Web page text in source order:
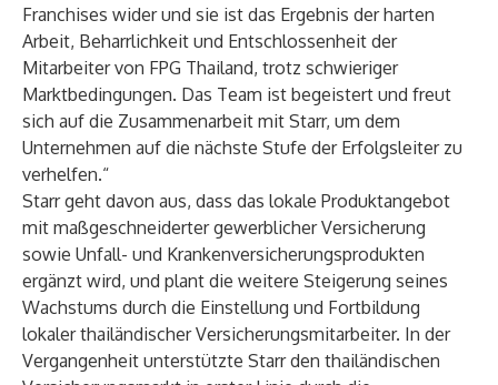
Franchises wider und sie ist das Ergebnis der harten
Arbeit, Beharrlichkeit und Entschlossenheit der
Mitarbeiter von FPG Thailand, trotz schwieriger
Marktbedingungen. Das Team ist begeistert und freut
sich auf die Zusammenarbeit mit Starr, um dem
Unternehmen auf die nächste Stufe der Erfolgsleiter zu
verhelfen.“
Starr geht davon aus, dass das lokale Produktangebot
mit maßgeschneiderter gewerblicher Versicherung
sowie Unfall- und Krankenversicherungsprodukten
ergänzt wird, und plant die weitere Steigerung seines
Wachstums durch die Einstellung und Fortbildung
lokaler thailändischer Versicherungsmitarbeiter. In der
Vergangenheit unterstützte Starr den thailändischen